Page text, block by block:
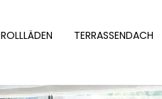
ROLLLÄDEN TERRASSENDACH